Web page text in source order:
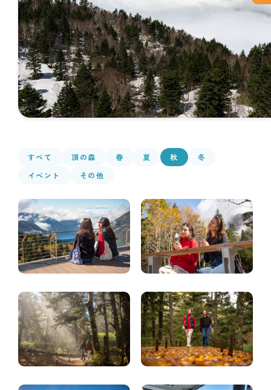
すべて 頂の森 春 夏 秋
冬
イベント
その他